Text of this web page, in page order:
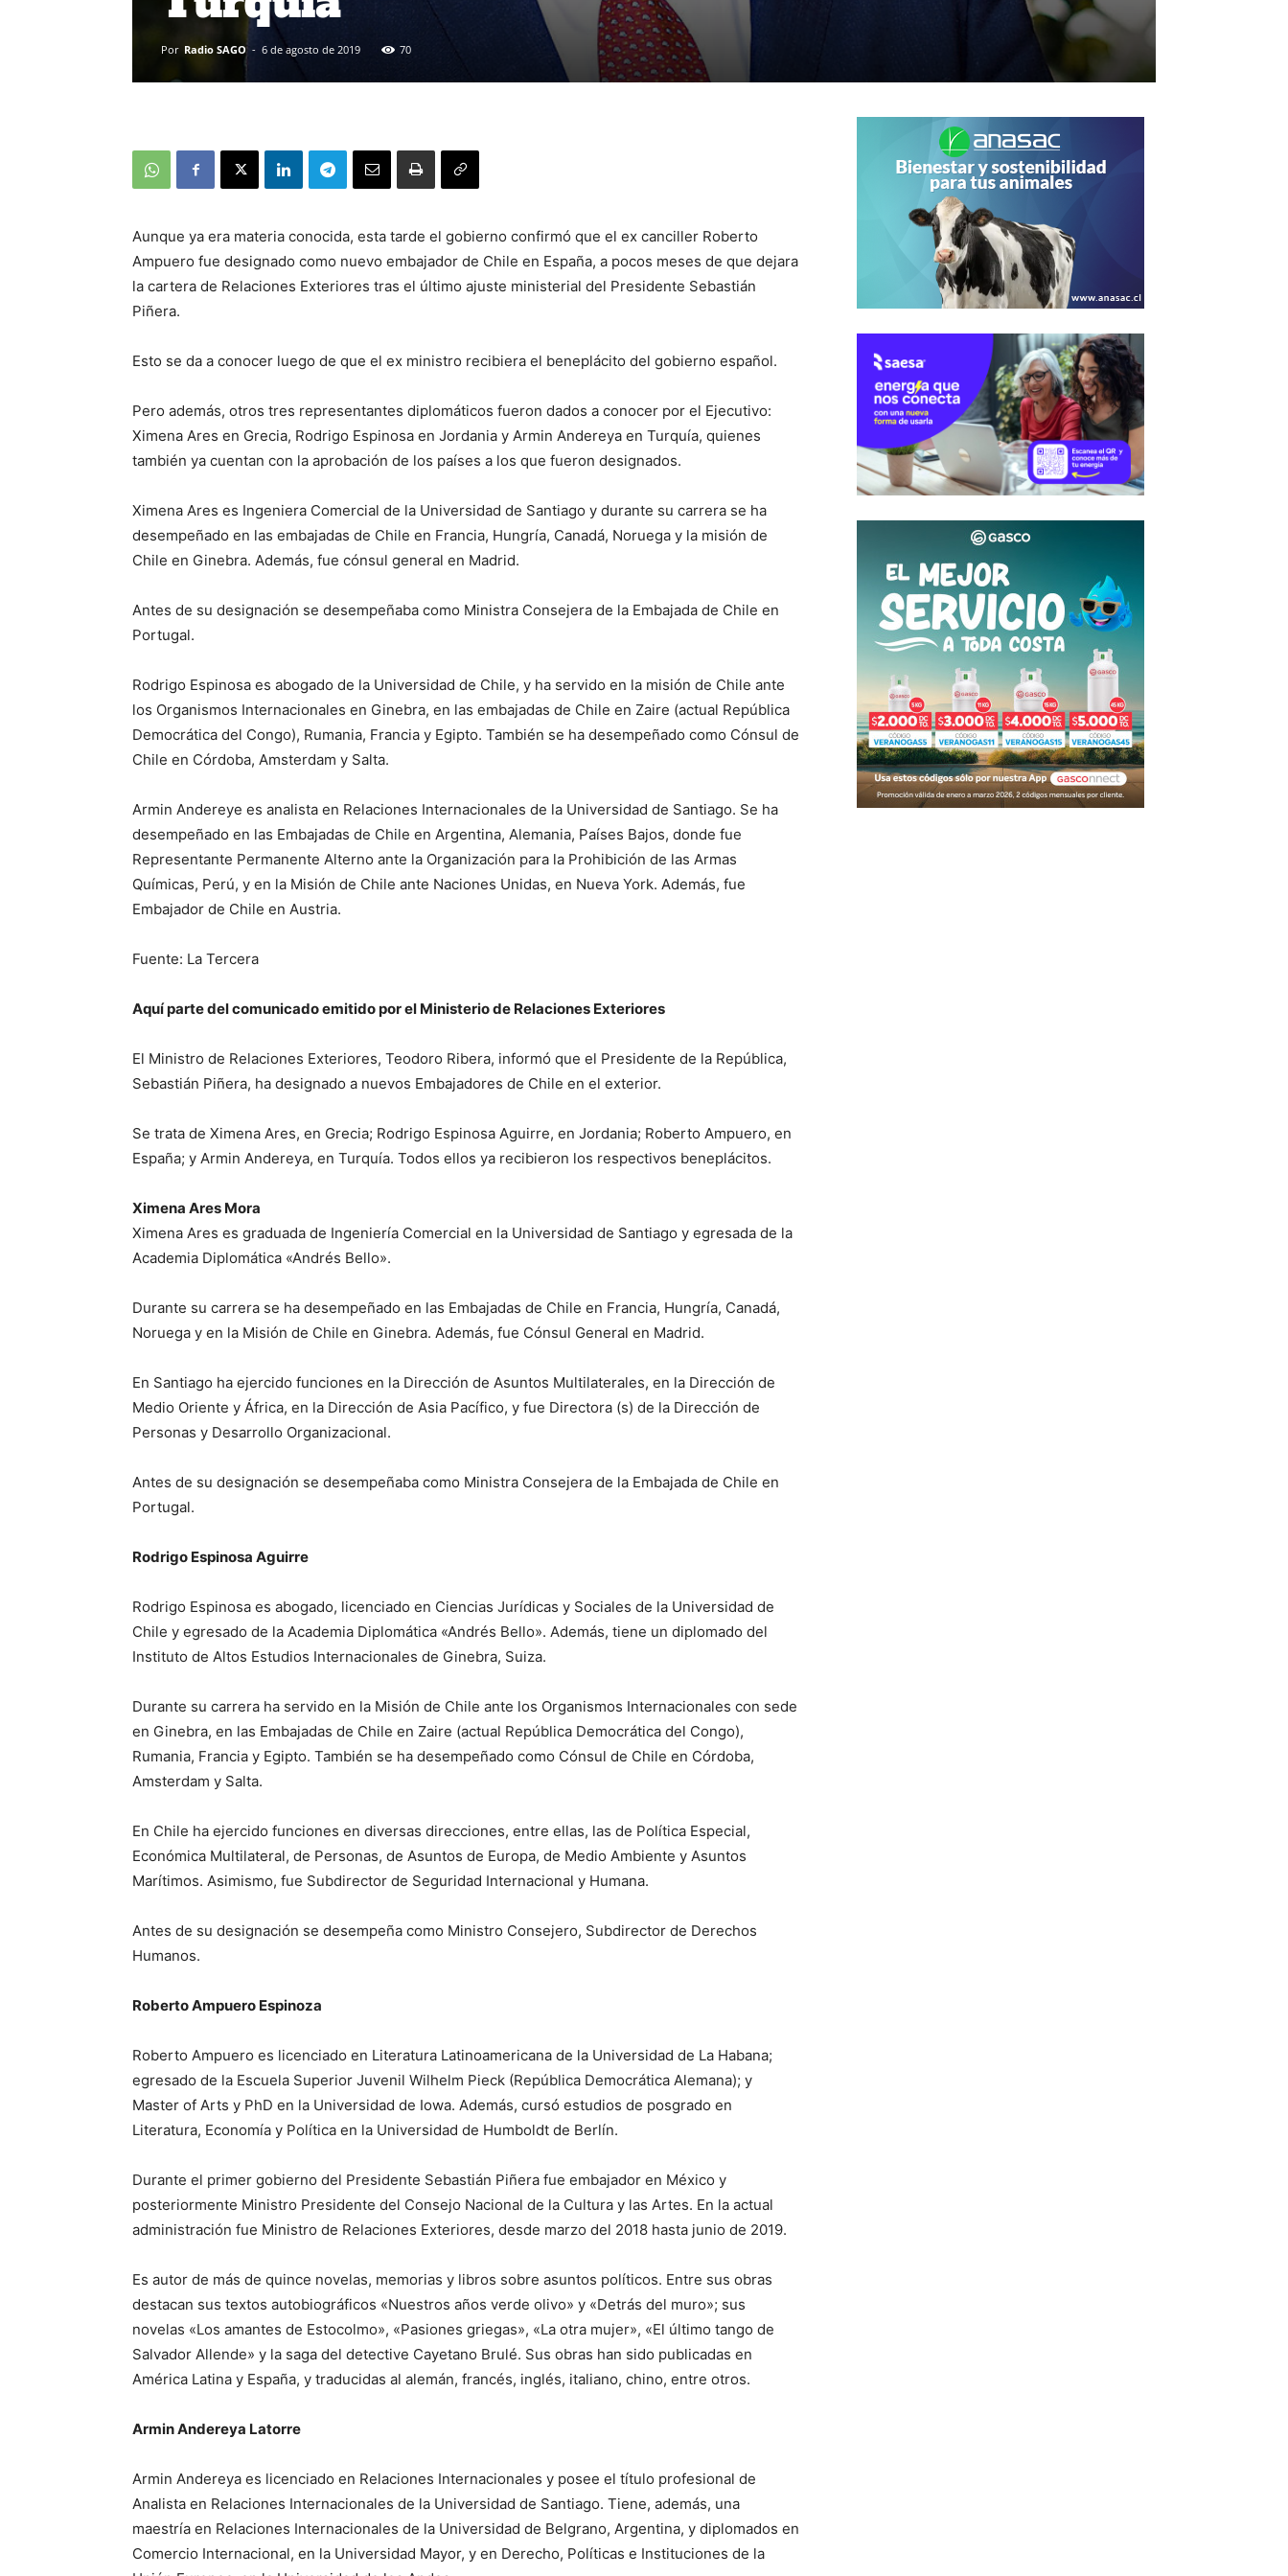
Por Radio SAGO - 6 de agosto de 2019 70
Aunque ya era materia conocida, esta tarde el gobierno confirmó que el ex canciller Roberto
Ampuero fue designado como nuevo embajador de Chile en España, a pocos meses de que dejara
la cartera de Relaciones Exteriores tras el último ajuste ministerial del Presidente Sebastián
Piñera.
Esto se da a conocer luego de que el ex ministro recibiera el beneplácito del gobierno español.
Pero además, otros tres representantes diplomáticos fueron dados a conocer por el Ejecutivo:
Ximena Ares en Grecia, Rodrigo Espinosa en Jordania y Armin Andereya en Turquía, quienes
también ya cuentan con la aprobación de los países a los que fueron designados.
Ximena Ares es Ingeniera Comercial de la Universidad de Santiago y durante su carrera se ha
desempeñado en las embajadas de Chile en Francia, Hungría, Canadá, Noruega y la misión de
Chile en Ginebra. Además, fue cónsul general en Madrid.
Antes de su designación se desempeñaba como Ministra Consejera de la Embajada de Chile en
Portugal.
Rodrigo Espinosa es abogado de la Universidad de Chile, y ha servido en la misión de Chile ante
los Organismos Internacionales en Ginebra, en las embajadas de Chile en Zaire (actual República
Democrática del Congo), Rumania, Francia y Egipto. También se ha desempeñado como Cónsul de
Chile en Córdoba, Amsterdam y Salta.
Armin Andereye es analista en Relaciones Internacionales de la Universidad de Santiago. Se ha
desempeñado en las Embajadas de Chile en Argentina, Alemania, Países Bajos, donde fue
Representante Permanente Alterno ante la Organización para la Prohibición de las Armas
Químicas, Perú, y en la Misión de Chile ante Naciones Unidas, en Nueva York. Además, fue
Embajador de Chile en Austria.
Fuente: La Tercera
Aquíparte del comunicado emitido por el Ministerio de Relaciones Exteriores
El Ministro de Relaciones Exteriores, Teodoro Ribera, informó que el Presidente de la República,
Sebastián Piñera, ha designado a nuevos Embajadores de Chile en el exterior.
Se trata de Ximena Ares, en Grecia; Rodrigo Espinosa Aguirre, en Jordania; Roberto Ampuero, en
España; y Armin Andereya, en Turquía. Todos ellos ya recibieron los respectivos beneplácitos.
Ximena Ares Mora
Ximena Ares es graduada de Ingeniería Comercial en la Universidad de Santiago y egresada de la
Academia Diplomática «Andrés Bello».
Durante su carrera se ha desempeñado en las Embajadas de Chile en Francia, Hungría, Canadá,
Noruega y en la Misión de Chile en Ginebra. Además, fue Cónsul General en Madrid.
En Santiago ha ejercido funciones en la Dirección de Asuntos Multilaterales, en la Dirección de
Medio Oriente y África, en la Dirección de Asia Pacífico, y fue Directora (s) de la Dirección de
Personas y Desarrollo Organizacional.
Antes de su designación se desempeñaba como Ministra Consejera de la Embajada de Chile en
Portugal.
Rodrigo Espinosa Aguirre
Rodrigo Espinosa es abogado, licenciado en Ciencias Jurídicas y Sociales de la Universidad de
Chile y egresado de la Academia Diplomática «Andrés Bello». Además, tiene un diplomado del
Instituto de Altos Estudios Internacionales de Ginebra, Suiza.
Durante su carrera ha servido en la Misión de Chile ante los Organismos Internacionales con sede
en Ginebra, en las Embajadas de Chile en Zaire (actual República Democrática del Congo),
Rumania, Francia y Egipto. También se ha desempeñado como Cónsul de Chile en Córdoba,
Amsterdam y Salta.
En Chile ha ejercido funciones en diversas direcciones, entre ellas, las de Política Especial,
Económica Multilateral, de Personas, de Asuntos de Europa, de Medio Ambiente y Asuntos
Marítimos. Asimismo, fue Subdirector de Seguridad Internacional y Humana.
Antes de su designación se desempeña como Ministro Consejero, Subdirector de Derechos
Humanos.
Roberto Ampuero Espinoza
Roberto Ampuero es licenciado en Literatura Latinoamericana de la Universidad de La Habana;
egresado de la Escuela Superior Juvenil Wilhelm Pieck (República Democrática Alemana); y
Master of Arts y PhD en la Universidad de Iowa. Además, cursó estudios de posgrado en
Literatura, Economía y Política en la Universidad de Humboldt de Berlín.
Durante el primer gobierno del Presidente Sebastián Piñera fue embajador en México y
posteriormente Ministro Presidente del Consejo Nacional de la Cultura y las Artes. En la actual
administración fue Ministro de Relaciones Exteriores, desde marzo del 2018 hasta junio de 2019.
Es autor de más de quince novelas, memorias y libros sobre asuntos políticos. Entre sus obras
destacan sus textos autobiográficos «Nuestros años verde olivo» y «Detrás del muro»; sus
novelas «Los amantes de Estocolmo», «Pasiones griegas», «La otra mujer», «El último tango de
Salvador Allende» y la saga del detective Cayetano Brulé. Sus obras han sido publicadas en
América Latina y España, y traducidas al alemán, francés, inglés, italiano, chino, entre otros.
Armin Andereya Latorre
Armin Andereya es licenciado en Relaciones Internacionales y posee el título profesional de
Analista en Relaciones Internacionales de la Universidad de Santiago. Tiene, además, una
maestría en Relaciones Internacionales de la Universidad de Belgrano, Argentina, y diplomados en
Comercio Internacional, en la Universidad Mayor, y en Derecho, Políticas e Instituciones de la